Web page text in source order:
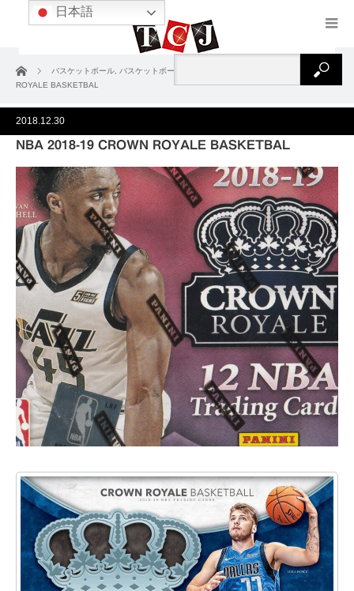
ホーム バスケットボール バスケットボール2018-19
NBA 2018-19 CROWN
ROYALE BASKETBAL
2018.12.30
NBA 2018-19 CROWN ROYALE BASKETBAL
日本語